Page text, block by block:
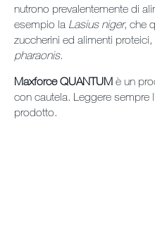
nutrono prevalentemente di
esempio la Lasius niger, che
zuccherini ed alimenti
pharaonis.
Maxforce QUANTUM è un
con cautela. Leggere sempre
prodotto.